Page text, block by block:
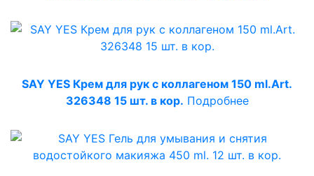
SAY YES Крем для рук с коллагеном 150 ml.Art.
326348 15 шт. в кор. Подробнее